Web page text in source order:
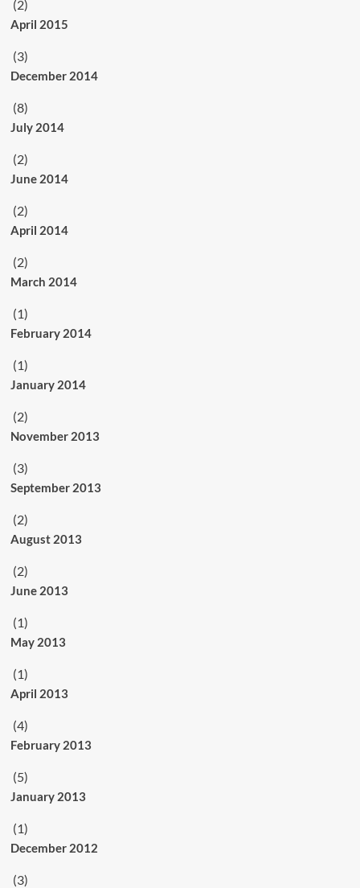
(2)
April 2015
(3)
December 2014
(8)
July 2014
(2)
June 2014
(2)
April 2014
(2)
March 2014
(1)
February 2014
(1)
January 2014
(2)
November 2013
(3)
September 2013
(2)
August 2013
(2)
June 2013
(1)
May 2013
(1)
April 2013
(4)
February 2013
(5)
January 2013
(1)
December 2012
(3)